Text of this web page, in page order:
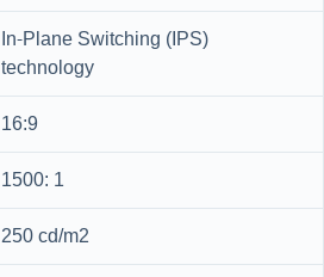
In-Plane Switching (IPS)
technology
16:9
1500: 1
250 cd/m2